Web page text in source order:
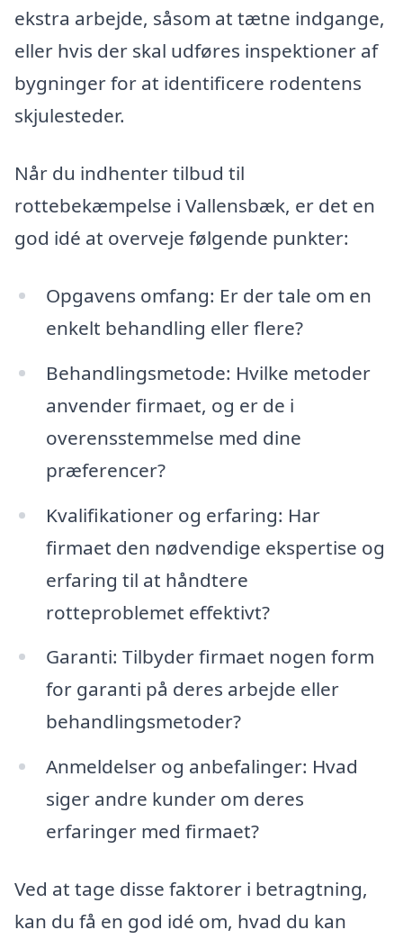
ekstra arbejde, såsom at tætne indgange,
eller hvis der skal udføres inspektioner af
bygninger for at identificere rodentens
skjulesteder.
Når du indhenter tilbud til
rottebekæmpelse i Vallensbæk, er det en
god idé at overveje følgende punkter:
Opgavens omfang: Er der tale om en
enkelt behandling eller flere?
Behandlingsmetode: Hvilke metoder
anvender firmaet, og er de i
overensstemmelse med dine
præferencer?
Kvalifikationer og erfaring: Har
firmaet den nødvendige ekspertise og
erfaring til at håndtere
rotteproblemet effektivt?
Garanti: Tilbyder firmaet nogen form
for garanti på deres arbejde eller
behandlingsmetoder?
Anmeldelser og anbefalinger: Hvad
siger andre kunder om deres
erfaringer med firmaet?
Ved at tage disse faktorer i betragtning,
kan du få en god idé om, hvad du kan